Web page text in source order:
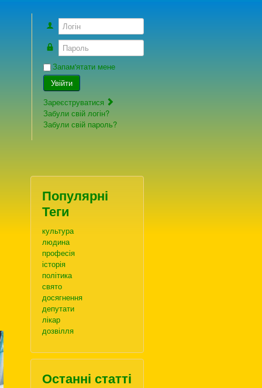
Логін
Пароль
Запам'ятати мене
Увійти
Зареєструватися
Забули свій логін?
Забули свій пароль?
Популярні
Теги
культура
людина
професія
історія
політика
свято
досягнення
депутати
лікар
дозвілля
Останні статті